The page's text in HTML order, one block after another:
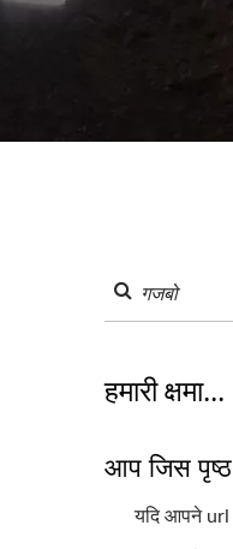
हमारी क्षमा...
आप जिस पृष्ठ
यदि आपने url